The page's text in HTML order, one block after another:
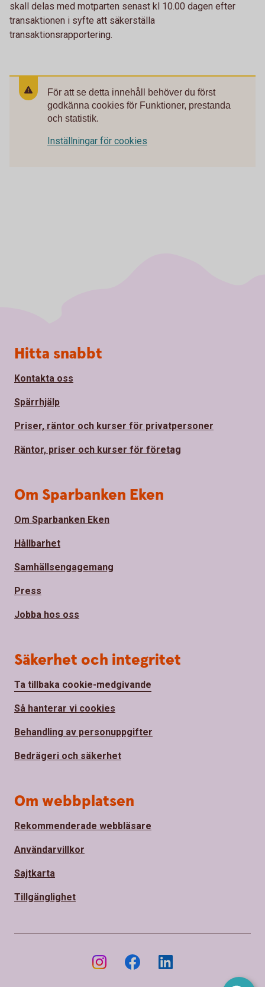
skall delas med motparten senast kl 10.00 dagen efter
transaktionen i syfte att säkerställa
transaktionsrapportering.
För att se detta innehåll behöver du först
godkänna cookies för Funktioner, prestanda
och statistik.
Inställningar för cookies
Sidfot
Hitta snabbt
Kontakta oss
Spärrhjälp
Priser, räntor och kurser för privatpersoner
Räntor, priser och kurser för företag
Om Sparbanken Eken
Om Sparbanken Eken
Hållbarhet
Samhällsengagemang
Press
Jobba hos oss
Säkerhet och integritet
Ta tillbaka cookie-medgivande
Så hanterar vi cookies
Behandling av personuppgifter
Bedrägeri och säkerhet
Om webbplatsen
Rekommenderade webbläsare
Användarvillkor
Sajtkarta
Tillgänglighet